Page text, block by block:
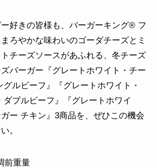
好きの皆様も、バーガーキング® フ
ろやかな味わいのゴーダチーズとミ
チーズソースがあふれる、冬チーズ
バーガー『グレートホワイト・チー
グルビーフ』『グレートホワイト・
ダブルビーフ』『グレートホワイ
ガー チキン』3商品を、ぜひこの機会
。
前重量